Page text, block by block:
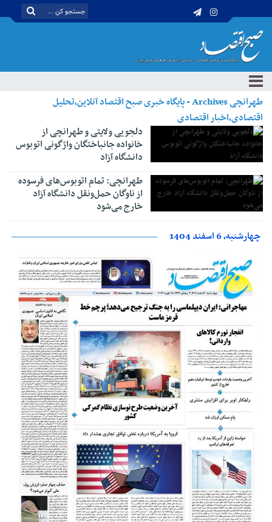
طهرانچی Archives - پایگاه خبری صبح اقتصاد آنلاین،تحلیل
اقتصادی،اخبار اقتصادی
دلجویی ولایتی و طهرانچی از
خانواده جانباختگان واژگونی اتوبوس
دانشگاه آزاد
طهرانچی: تمام اتوبوس‌های فرسوده
از ناوگان حمل‌ونقل دانشگاه آزاد
خارج می‌شود
چهارشنبه، 6 اسفند 1404